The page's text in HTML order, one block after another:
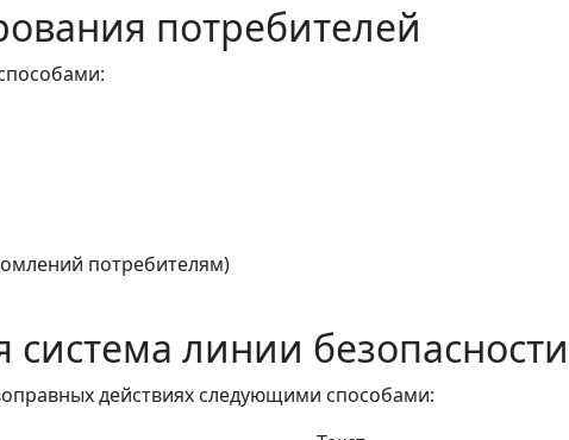
потребителей
потребителям)
линии безопасности
действиях следующими способами: